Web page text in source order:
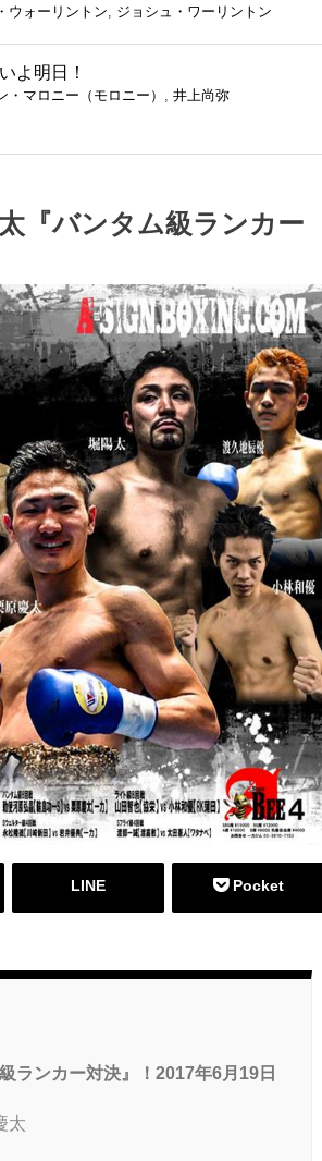
ウォーリントン, ジョシュ・ワーリントン
よ明日！
・マロニー（モロニー） 井上尚弥
『バンタム級ランカー
LINE Pocket
ランカー対決』！2017年6月19日
太